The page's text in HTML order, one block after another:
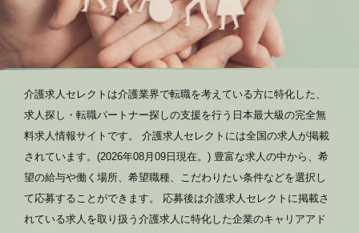
介護求人セレクトは介護業界で転職を考えている方に特化した、
求人探し・転職パートナー探しの支援を行う日本最大級の完全無
料求人情報サイトです。 介護求人セレクトには全国の求人が掲載
されています。(2026年08月09日現在。) 豊富な求人の中から、希
望の給与や働く場所、希望職種、こだわりたい条件などを選択し
て応募することができます。 応募後は介護求人セレクトに掲載さ
れている求人を取り扱う介護求人に特化した企業のキャリアアド